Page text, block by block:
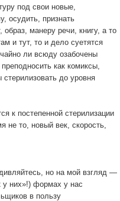
под свои новые,
осудить, признать
манеру речи, книгу, а то
и тут, то и дело суетятся
ли всюду озабочены
как комиксы,
до уровня
к постепенной стерилизации
не то, новый век, скорость,
но на мой взгляд —
у них»!) формах у нас
в пользу